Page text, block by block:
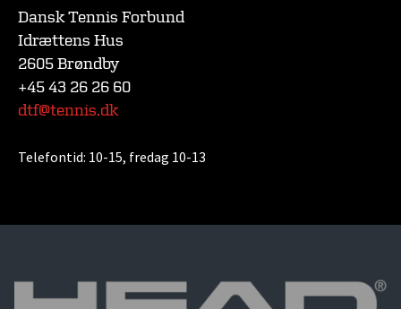
Dansk Tennis Forbund
Idrættens Hus
2605 Brøndby
+45 43 26 26 60
dtf@tennis.dk
Telefontid: 10-15, fredag 10-13